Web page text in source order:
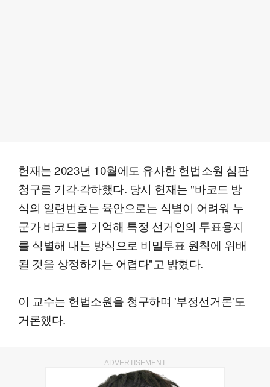
헌재는 2023년 10월에도 유사한 헌법소원 심판
청구를 기각·각하했다. 당시 헌재는 "바코드 방
식의 일련번호는 육안으로는 식별이 어려워 누
군가 바코드를 기억해 특정 선거인의 투표용지
를 식별해 내는 방식으로 비밀투표 원칙에 위배
될 것을 상정하기는 어렵다"고 밝혔다.
이 교수는 헌법소원을 청구하며 '부정선거론'도
거론했다.
ADVERTISEMENT